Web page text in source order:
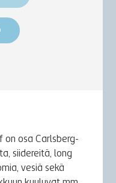
on osa Carlsberg-
siidereitä, long
vesiä sekä